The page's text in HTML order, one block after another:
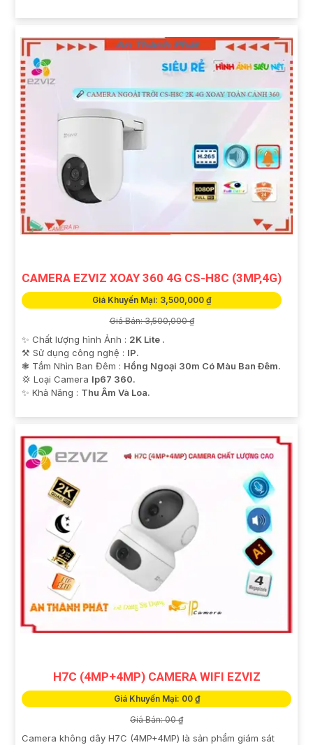
CAMERA EZVIZ XOAY 360 4G CS-H8C (3MP,4G)
Giá Khuyến Mại: 3,500,000 ₫
Giá Bán: 3,500,000 ₫
✨ Chất lượng hình Ảnh : 2K Lite .
⚒ Sử dụng công nghệ : IP.
❃ Tầm Nhìn Ban Đêm : Hồng Ngoại 30m Có Màu Ban Ðêm.
💢 Loại Camera Ip67 360.
️✨ Khả Năng : Thu Âm Và Loa.
H7C (4MP+4MP) CAMERA WIFI EZVIZ
Giá Khuyến Mại: 00 ₫
Giá Bán: 00 ₫
Camera không dây H7C (4MP+4MP) là sản phẩm giám sát